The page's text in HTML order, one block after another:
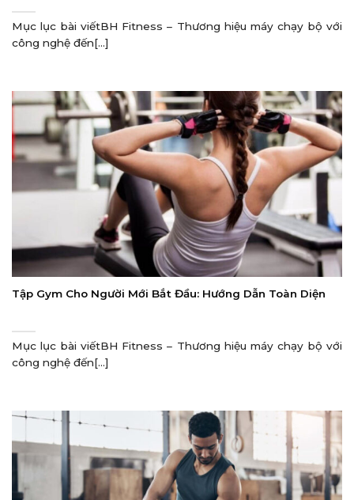
Mục lục bài viếtBH Fitness – Thương hiệu máy chạy bộ với
công nghệ đến[...]
Tập Gym Cho Người Mới Bắt Đầu: Hướng Dẫn Toàn Diện
Mục lục bài viếtBH Fitness – Thương hiệu máy chạy bộ với
công nghệ đến[...]